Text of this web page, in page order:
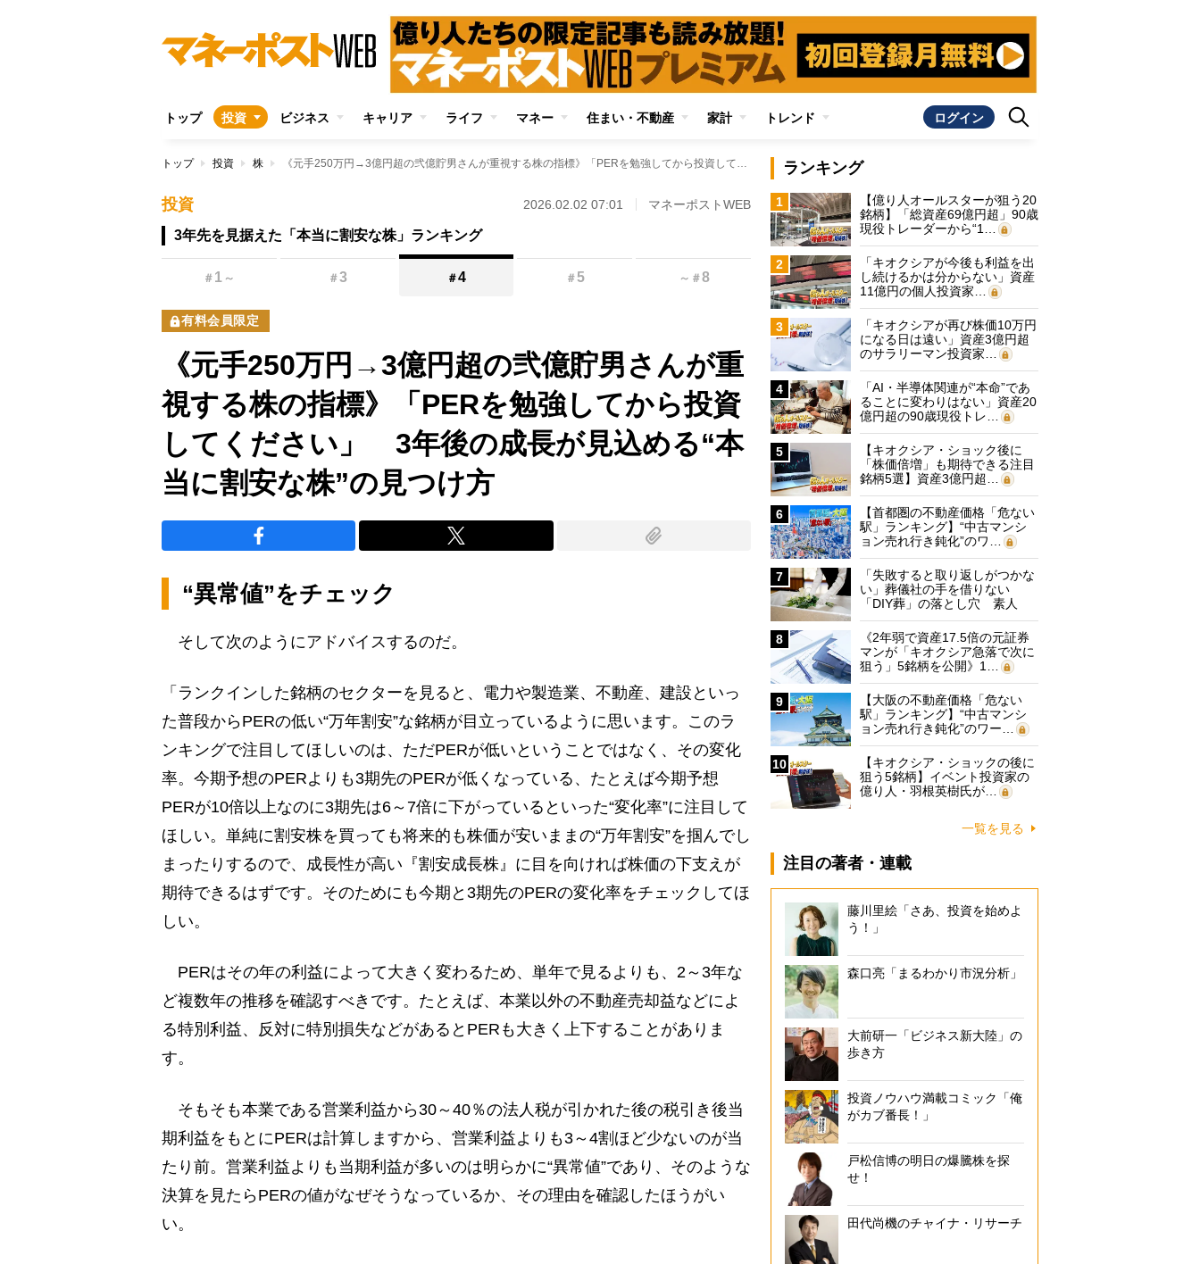
トップ 投資 ビジネス キャリア ライフ マネー 住まい・不動産 家計 トレンド ログイン
トップ 投資 株 《元手250万円→3億円超の弐億貯男さんが重視する株の指標》「PERを勉強してから投資してください」 3年後の成長が見込める“本当に割安な株”の見つけ方
投資 2026.02.02 07:01 マネーポストWEB
3年先を見据えた「本当に割安な株」ランキング
＃ 1 ～ ＃3 ＃4 ＃5 ～ ＃8
有料会員限定
《元手250万円→3億円超の弐億貯男さんが重
視する株の指標》「PERを勉強してから投資
してください」 3年後の成長が見込める“本
当に割安な株”の見つけ方
“異常値”をチェック
そして次のようにアドバイスするのだ。
「ランクインした銘柄のセクターを見ると、電力や製造業、不動産、建設といっ
た普段からPERの低い“万年割安”な銘柄が目立っているように思います。このラ
ンキングで注目してほしいのは、ただPERが低いということではなく、その変化
率。今期予想のPERよりも3期先のPERが低くなっている、たとえば今期予想
PERが10倍以上なのに3期先は6～7倍に下がっているといった“変化率”に注目して
ほしい。単純に割安株を買っても将来的も株価が安いままの“万年割安”を掴んでし
まったりするので、成長性が高い『割安成長株』に目を向ければ株価の下支えが
期待できるはずです。そのためにも今期と3期先のPERの変化率をチェックしてほ
しい。
PERはその年の利益によって大きく変わるため、単年で見るよりも、2～3年な
ど複数年の推移を確認すべきです。たとえば、本業以外の不動産売却益などによ
る特別利益、反対に特別損失などがあるとPERも大きく上下することがありま
す。
そもそも本業である営業利益から30～40％の法人税が引かれた後の税引き後当
期利益をもとにPERは計算しますから、営業利益よりも3～4割ほど少ないのが当
たり前。営業利益よりも当期利益が多いのは明らかに“異常値”であり、そのような
決算を見たらPERの値がなぜそうなっているか、その理由を確認したほうがい
い。
ランキング
1
【億り人オールスターが狙う20
銘柄】「総資産69億円超」90歳
現役トレーダーから“1…
2
「キオクシアが今後も利益を出
し続けるかは分からない」資産
11億円の個人投資家…
3
「キオクシアが再び株価10万円
になる日は遠い」資産3億円超
のサラリーマン投資家…
4
「AI・半導体関連が“本命”であ
ることに変わりはない」資産20
億円超の90歳現役トレ…
5
【キオクシア・ショック後に
「株価倍増」も期待できる注目
銘柄5選】資産3億円超…
6
【首都圏の不動産価格「危ない
駅」ランキング】“中古マンシ
ョン売れ行き鈍化”のワ…
7
「失敗すると取り返しがつかな
い」葬儀社の手を借りない
「DIY葬」の落とし穴 素人
に…
8
《2年弱で資産17.5倍の元証券
マンが「キオクシア急落で次に
狙う」5銘柄を公開》1…
9
【大阪の不動産価格「危ない
駅」ランキング】“中古マンシ
ョン売れ行き鈍化”のワー…
10
【キオクシア・ショックの後に
狙う5銘柄】イベント投資家の
億り人・羽根英樹氏が…
一覧を見る
注目の著者・連載
藤川里絵「さあ、投資を始めよ
う！」
森口亮「まるわかり市況分析」
大前研一「ビジネス新大陸」の
歩き方
投資ノウハウ満載コミック「俺
がカブ番長！」
戸松信博の明日の爆騰株を探
せ！
田代尚機のチャイナ・リサーチ